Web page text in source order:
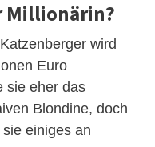
Millionärin?
wird
Euro
sie eher das
Blondine, doch
einiges an